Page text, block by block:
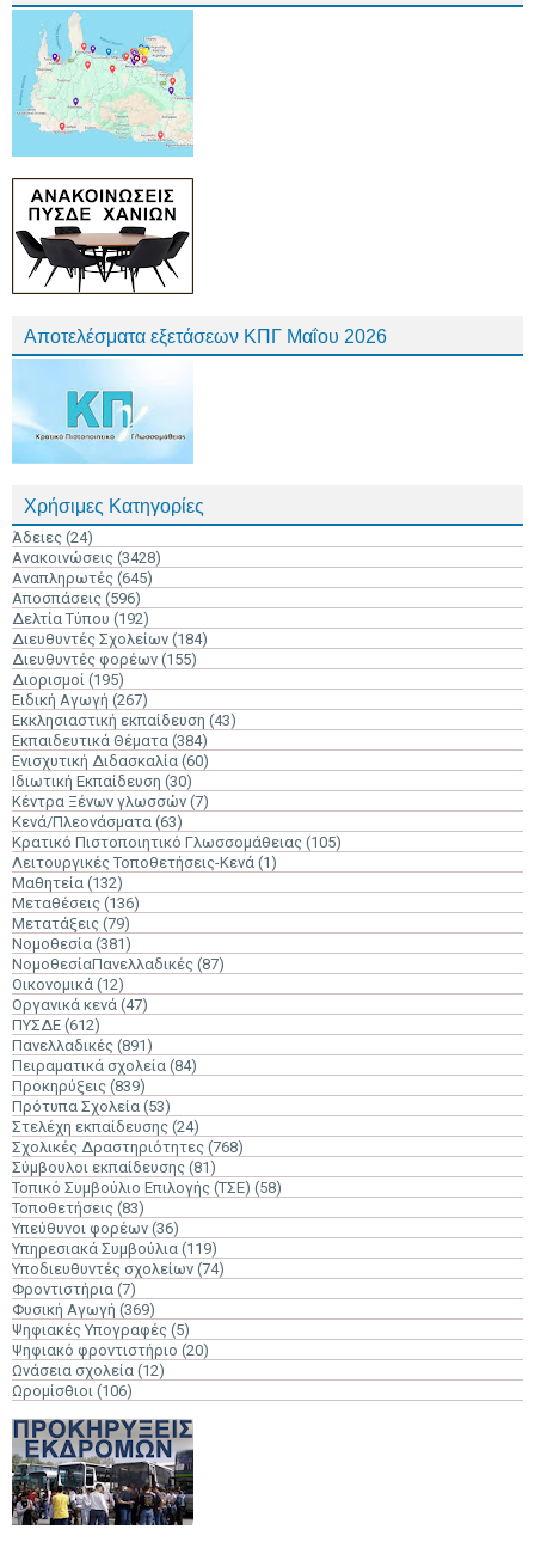
Αποτελέσματα εξετάσεων ΚΠΓ Μαΐου 2026
Χρήσιμες Κατηγορίες
Άδειες (24)
Ανακοινώσεις (3428)
Αναπληρωτές (645)
Αποσπάσεις (596)
Δελτία Τύπου (192)
Διευθυντές Σχολείων (184)
Διευθυντές φορέων (155)
Διορισμοί (195)
Ειδική Αγωγή (267)
Εκκλησιαστική εκπαίδευση (43)
Εκπαιδευτικά Θέματα (384)
Ενισχυτική Διδασκαλία (60)
Ιδιωτική Εκπαίδευση (30)
Κέντρα Ξένων γλωσσών (7)
Κενά/Πλεονάσματα (63)
Κρατικό Πιστοποιητικό Γλωσσομάθειας (105)
Λειτουργικές Τοποθετήσεις-Κενά (1)
Μαθητεία (132)
Μεταθέσεις (136)
Μετατάξεις (79)
Νομοθεσία (381)
ΝομοθεσίαΠανελλαδικές (87)
Οικονομικά (12)
Οργανικά κενά (47)
ΠΥΣΔΕ (612)
Πανελλαδικές (891)
Πειραματικά σχολεία (84)
Προκηρύξεις (839)
Πρότυπα Σχολεία (53)
Στελέχη εκπαίδευσης (24)
Σχολικές Δραστηριότητες (768)
Σύμβουλοι εκπαίδευσης (81)
Τοπικό Συμβούλιο Επιλογής (ΤΣΕ) (58)
Τοποθετήσεις (83)
Υπεύθυνοι φορέων (36)
Υπηρεσιακά Συμβούλια (119)
Υποδιευθυντές σχολείων (74)
Φροντιστήρια (7)
Φυσική Αγωγή (369)
Ψηφιακές Υπογραφές (5)
Ψηφιακό φροντιστήριο (20)
Ωνάσεια σχολεία (12)
Ωρομίσθιοι (106)